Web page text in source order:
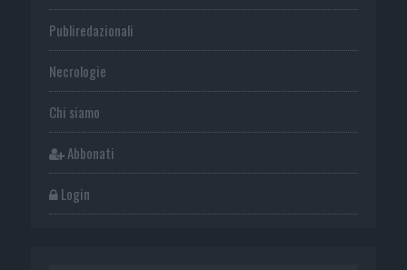
Publiredazionali
Necrologie
Chi siamo
Abbonati
Login